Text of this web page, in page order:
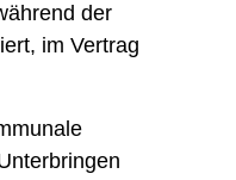
der
im Vertrag